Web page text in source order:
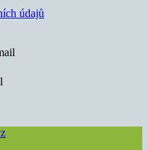
údajů